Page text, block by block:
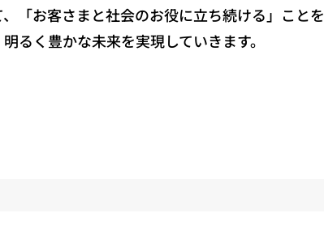
「お客さまと社会のお役に立ち続ける」ことを
るく豊かな未来を実現していきます。